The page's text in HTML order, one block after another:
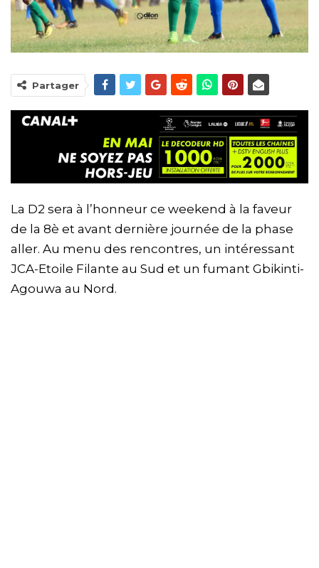
Partager
La D2 sera à l’honneur ce weekend à la faveur
de la 8è et avant dernière journée de la phase
aller. Au menu des rencontres, un intéressant
JCA-Etoile Filante au Sud et un fumant Gbikinti-
Agouwa au Nord.